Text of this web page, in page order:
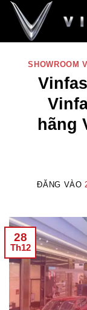
Bỏ
nội
SHOWROOM
hãng
ĐĂNG VÀO
28
Th12